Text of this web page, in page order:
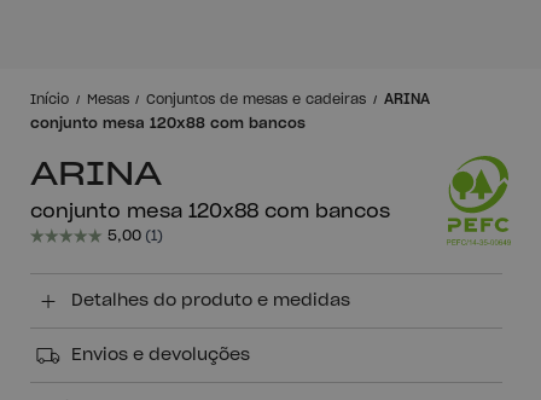
Início Mesas Conjuntos de mesas e cadeiras
ARINA
conjunto mesa 120x88 com bancos
ARINA
conjunto mesa 120x88 com bancos
Detalhes do produto e medidas
Envios e devoluções